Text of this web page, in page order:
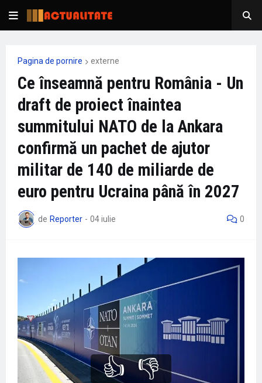
Pagina de pornire externe
Ce înseamnă pentru România - Un
draft de proiect înaintea
summitului NATO de la Ankara
confirmă un pachet de ajutor
militar de 140 de miliarde de
euro pentru Ucraina până în 2027
de Reporter - 04 iulie 0
👍 👎